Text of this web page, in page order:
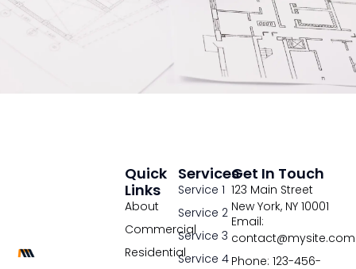
Services
Service 1
Service 2
Service 3
Service 4
Quick
Links
About
Commercial
Residential
Get In Touch
123 Main Street
New York, NY 10001
Email:
contact@mysite.com
Phone: 123-456-